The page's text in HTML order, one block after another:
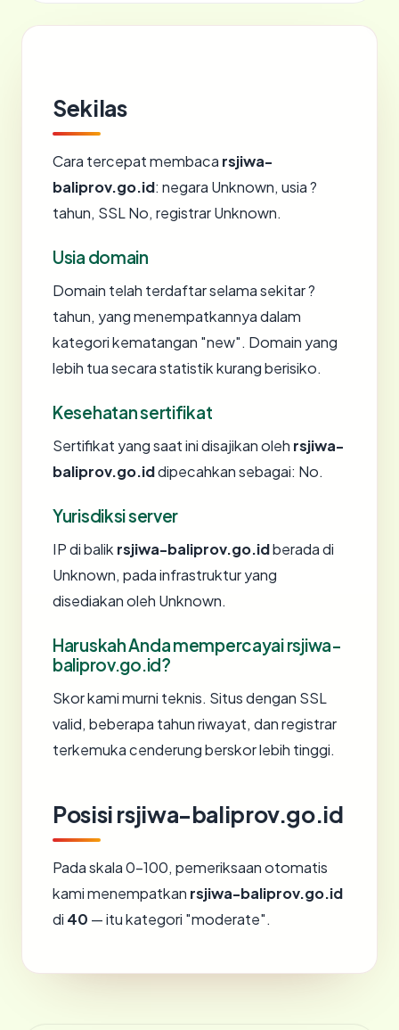
Sekilas
Cara tercepat membaca rsjiwa-
baliprov.go.id: negara Unknown, usia ?
tahun, SSL No, registrar Unknown.
Usia domain
Domain telah terdaftar selama sekitar ?
tahun, yang menempatkannya dalam
kategori kematangan "new". Domain yang
lebih tua secara statistik kurang berisiko.
Kesehatan sertifikat
Sertifikat yang saat ini disajikan oleh rsjiwa-
baliprov.go.iddipecahkan sebagai: No.
Yurisdiksi server
IP di balik rsjiwa-baliprov.go.idberada di
Unknown, pada infrastruktur yang
disediakan oleh Unknown.
Haruskah Anda mempercayai rsjiwa-
baliprov.go.id?
Skor kami murni teknis. Situs dengan SSL
valid, beberapa tahun riwayat, dan registrar
terkemuka cenderung berskor lebih tinggi.
Posisi rsjiwa-baliprov.go.id
Pada skala 0-100, pemeriksaan otomatis
kami menempatkan rsjiwa-baliprov.go.id
di 40 — itu kategori "moderate".